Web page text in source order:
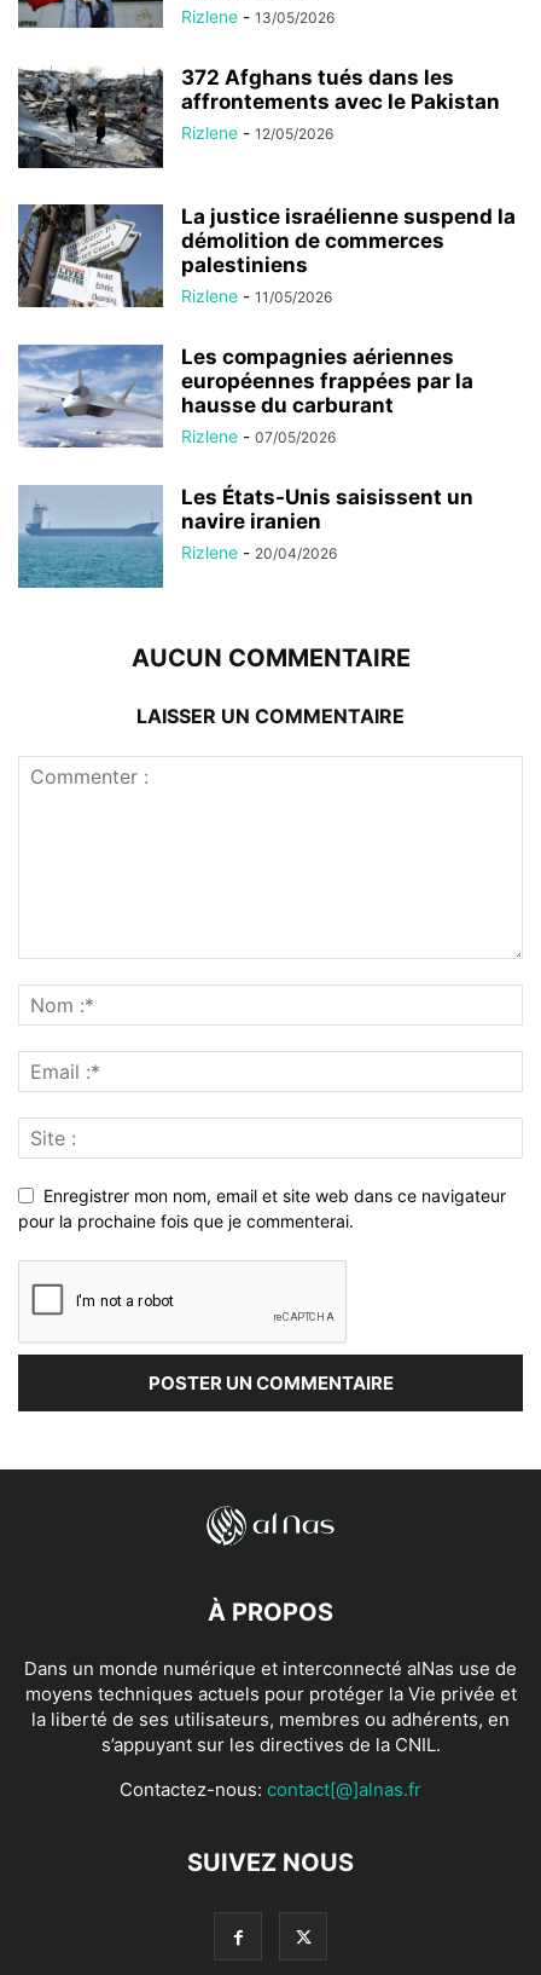
Rizlene - 13/05/2026
372 Afghans tués dans les
affrontements avec le Pakistan
Rizlene - 12/05/2026
La justice israélienne suspend la
démolition de commerces
palestiniens
Rizlene - 11/05/2026
Les compagnies aériennes
européennes frappées par la
hausse du carburant
Rizlene - 07/05/2026
Les États-Unis saisissent un
navire iranien
Rizlene - 20/04/2026
AUCUN COMMENTAIRE
LAISSER UN COMMENTAIRE
Enregistrer mon nom, email et site web dans ce navigateur
pour la prochaine fois que je commenterai.
À PROPOS
Dans un monde numérique et interconnecté alNas use de
moyens techniques actuels pour protéger la Vie privée et
la liberté de ses utilisateurs, membres ou adhérents, en
s’appuyant sur les directives de la CNIL.
Contactez-nous: contact[@]alnas.fr
SUIVEZ NOUS